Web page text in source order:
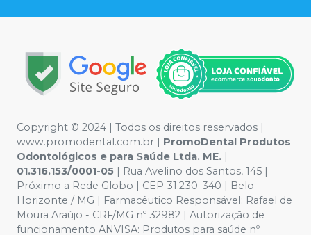
Copyright © 2024 | Todos os direitos reservados |
www.promodental.com.br | PromoDental Produtos
Odontológicos e para Saúde Ltda. ME. |
01.316.153/0001-05 | Rua Avelino dos Santos, 145 |
Próximo a Rede Globo | CEP 31.230-340 | Belo
Horizonte / MG | Farmacêutico Responsável: Rafael de
Moura Araújo - CRF/MG nº 32982 | Autorização de
funcionamento ANVISA: Produtos para saúde nº